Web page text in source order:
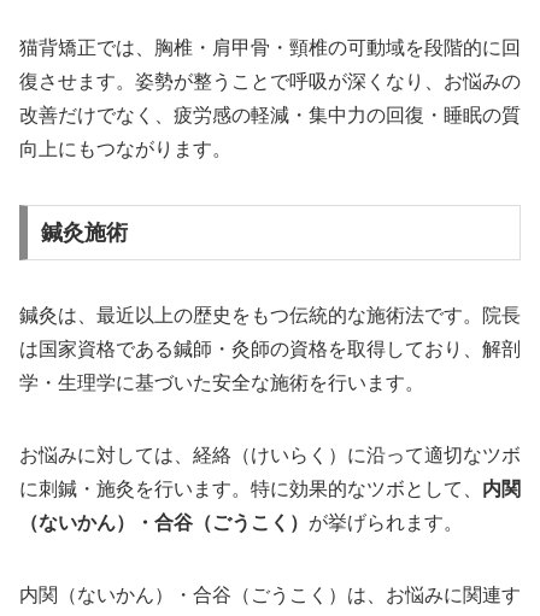
猫背矯正では、胸椎・肩甲骨・頸椎の可動域を段階的に回
復させます。姿勢が整うことで呼吸が深くなり、お悩みの
改善だけでなく、疲労感の軽減・集中力の回復・睡眠の質
向上にもつながります。
鍼灸施術
鍼灸は、最近以上の歴史をもつ伝統的な施術法です。院長
は国家資格である鍼師・灸師の資格を取得しており、解剖
学・生理学に基づいた安全な施術を行います。
お悩みに対しては、経絡（けいらく）に沿って適切なツボ
に刺鍼・施灸を行います。特に効果的なツボとして、 内関
（ないかん）・合谷（ごうこく） が挙げられます。
内関（ないかん）・合谷（ごうこく）は、お悩みに関連す